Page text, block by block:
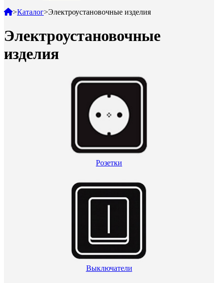
>Каталог>Электроустановочные изделия
Электроустановочные
изделия
Розетки
Выключатели